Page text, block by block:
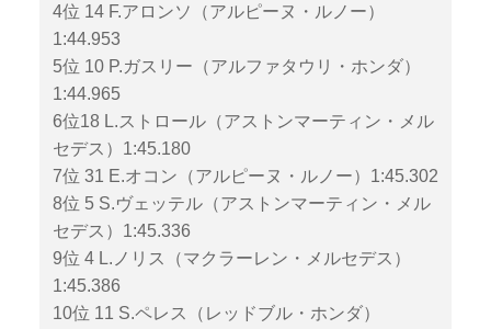
4位 14 F.アロンソ（アルピーヌ・ルノー）
1:44.953
5位 10 P.ガスリー（アルファタウリ・ホンダ）
1:44.965
6位18 L.ストロール（アストンマーティン・メル
セデス）1:45.180
7位 31 E.オコン（アルピーヌ・ルノー）1:45.302
8位 5 S.ヴェッテル（アストンマーティン・メル
セデス）1:45.336
9位 4 L.ノリス（マクラーレン・メルセデス）
1:45.386
10位 11 S.ペレス（レッドブル・ホンダ）